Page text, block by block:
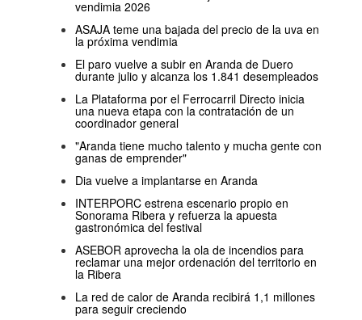
vendimia 2026
ASAJA teme una bajada del precio de la uva en
la próxima vendimia
El paro vuelve a subir en Aranda de Duero
durante julio y alcanza los 1.841 desempleados
La Plataforma por el Ferrocarril Directo inicia
una nueva etapa con la contratación de un
coordinador general
"Aranda tiene mucho talento y mucha gente con
ganas de emprender"
Dia vuelve a implantarse en Aranda
INTERPORC estrena escenario propio en
Sonorama Ribera y refuerza la apuesta
gastronómica del festival
ASEBOR aprovecha la ola de incendios para
reclamar una mejor ordenación del territorio en
la Ribera
La red de calor de Aranda recibirá 1,1 millones
para seguir creciendo